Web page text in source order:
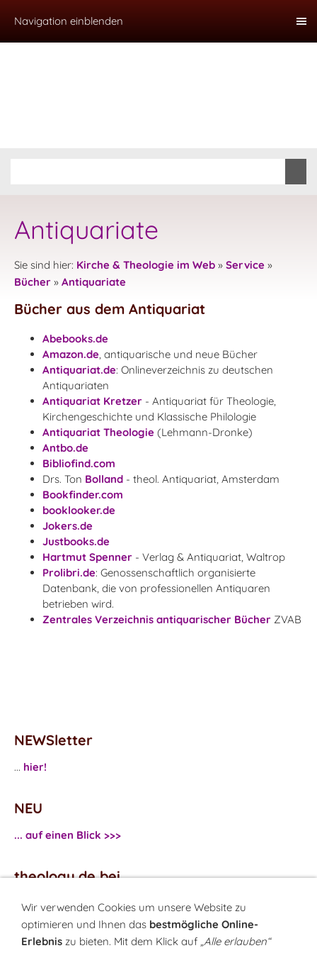
Navigation einblenden
Antiquariate
Sie sind hier: Kirche & Theologie im Web » Service »
Bücher » Antiquariate
Bücher aus dem Antiquariat
Abebooks.de
Amazon.de, antiquarische und neue Bücher
Antiquariat.de: Onlineverzeichnis zu deutschen
Antiquariaten
Antiquariat Kretzer - Antiquariat für Theologie,
Kirchengeschichte und Klassische Philologie
Antiquariat Theologie (Lehmann-Dronke)
Antbo.de
Bibliofind.com
Drs. Ton Bolland - theol. Antiquariat, Amsterdam
Bookfinder.com
booklooker.de
Jokers.de
Justbooks.de
Hartmut Spenner - Verlag & Antiquariat, Waltrop
Prolibri.de: Genossenschaftlich organisierte
Datenbank, die von professionellen Antiquaren
betrieben wird.
Zentrales Verzeichnis antiquarischer Bücher ZVAB
NEWSletter
... hier!
NEU
... auf einen Blick >>>
theology.de bei
...Facebook
...Twitter
Wir verwenden Cookies um unsere Website zu
optimieren und Ihnen das bestmögliche Online-
Erlebnis zu bieten. Mit dem Klick auf „Alle erlauben“